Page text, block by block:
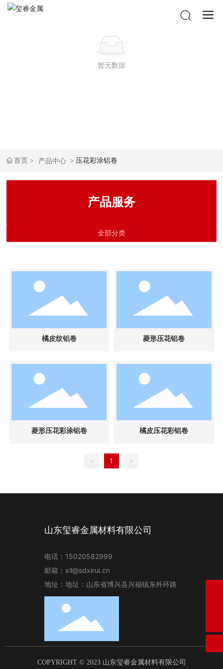
暂无数据
首页 产品中心 压花彩涂铝卷
产品服务
全部分类
橘皮纹铝卷 菱形压花铝卷
菱形压花彩涂铝卷 橘皮压花彩铝卷
< 1 >
山东玺睿金属材料有限公司
电话： 15020582999
邮箱： xll@sdxirui.cn
地址：地址：山东省博兴县兴福镇东外环路
COPYRIGHT © 2023 山东玺睿金属材料有限公司